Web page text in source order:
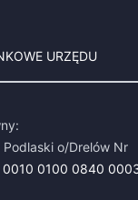
URZĘDU
o/Drelów Nr
0100 0840